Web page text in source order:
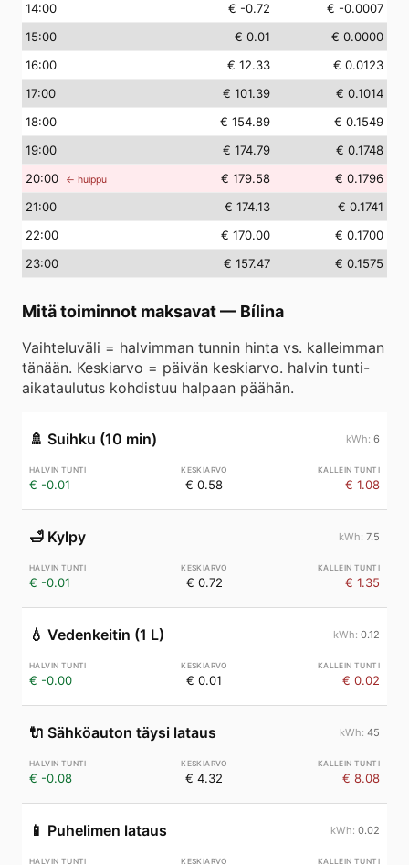
14:00 € -0.72
€ -0.0007
15:00 € 0.01
€ 0.0000
16:00 € 12.33
€ 0.0123
17:00 € 101.39
€ 0.1014
18:00 € 154.89
€ 0.1549
19:00 € 174.79
€ 0.1748
20:00 ← huippu € 179.58
€ 0.1796
21:00 € 174.13
€ 0.1741
22:00 € 170.00
€ 0.1700
23:00 € 157.47 € 0.1575
Mitä toiminnot maksavat— Bílina
Vaihteluväli = halvimman tunnin hinta vs. kalleimman
tänään. Keskiarvo = päivän keskiarvo. halvin tunti-
aikataulutus kohdistuu halpaan päähän.
🚿 Suihku (10 min) 6
€ -0.01 € 0.58 € 1.08
🛁 Kylpy 7.5
€ -0.01 € 0.72 € 1.35
💧 Vedenkeitin (1 L) 0.12
€ -0.00 € 0.01 € 0.02
🔌 Sähköauton täysi lataus 45
€ -0.08 € 4.32 € 8.08
📱 Puhelimen lataus 0.02